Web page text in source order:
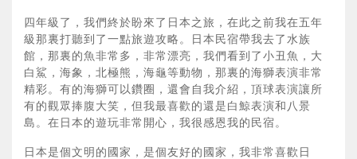
四年級了，我們終於盼來了日本之旅，在此之前我在五年
級那裏打聽到了一點旅遊攻略。日本民宿帶我去了水族
館，那裏的魚非常多，非常漂亮，我們看到了小丑魚，大
白鯊，海象，北極熊，海龜等動物，那裏的海獅表演非常
精彩。有的海獅可以鑽圈，還會自我介紹，頂球表演讓所
有的觀眾捧腹大笑，但我最喜歡的還是白鯨表演和八景
島。在日本的遊玩非常開心，我很感恩我的民宿。
日本是個文明的國家，是個友好的國家，我非常喜歡日